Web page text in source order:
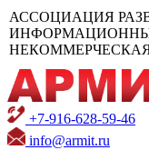
АССОЦИАЦИЯ
+7-916-628-59-46
info@armit.ru